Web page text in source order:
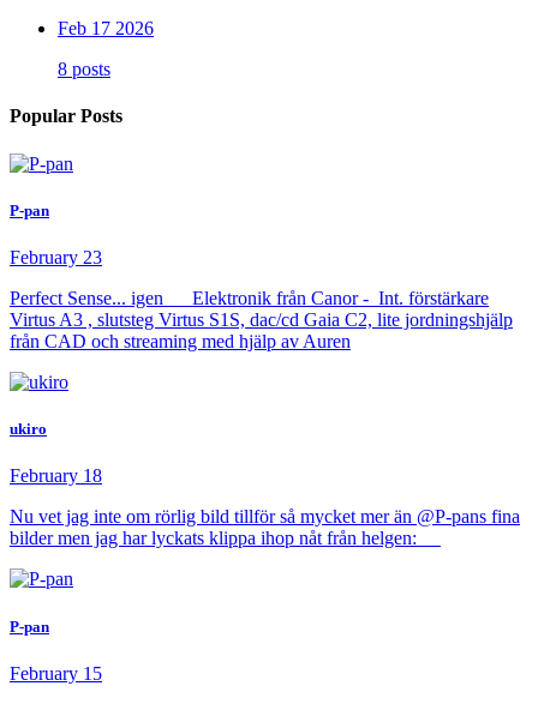
Feb 17 2026
8 posts
Popular Posts
P-pan
February 23
Perfect Sense... igen Elektronik från Canor - Int. förstärkare
Virtus A3 , slutsteg Virtus S1S, dac/cd Gaia C2, lite jordningshjälp
från CAD och streaming med hjälp av Auren
ukiro
February 18
Nu vet jag inte om rörlig bild tillför så mycket mer än @P-pans fina
bilder men jag har lyckats klippa ihop nåt från helgen:
P-pan
February 15